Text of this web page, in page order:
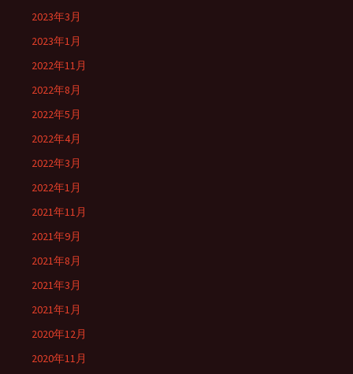
2023年3月
2023年1月
2022年11月
2022年8月
2022年5月
2022年4月
2022年3月
2022年1月
2021年11月
2021年9月
2021年8月
2021年3月
2021年1月
2020年12月
2020年11月